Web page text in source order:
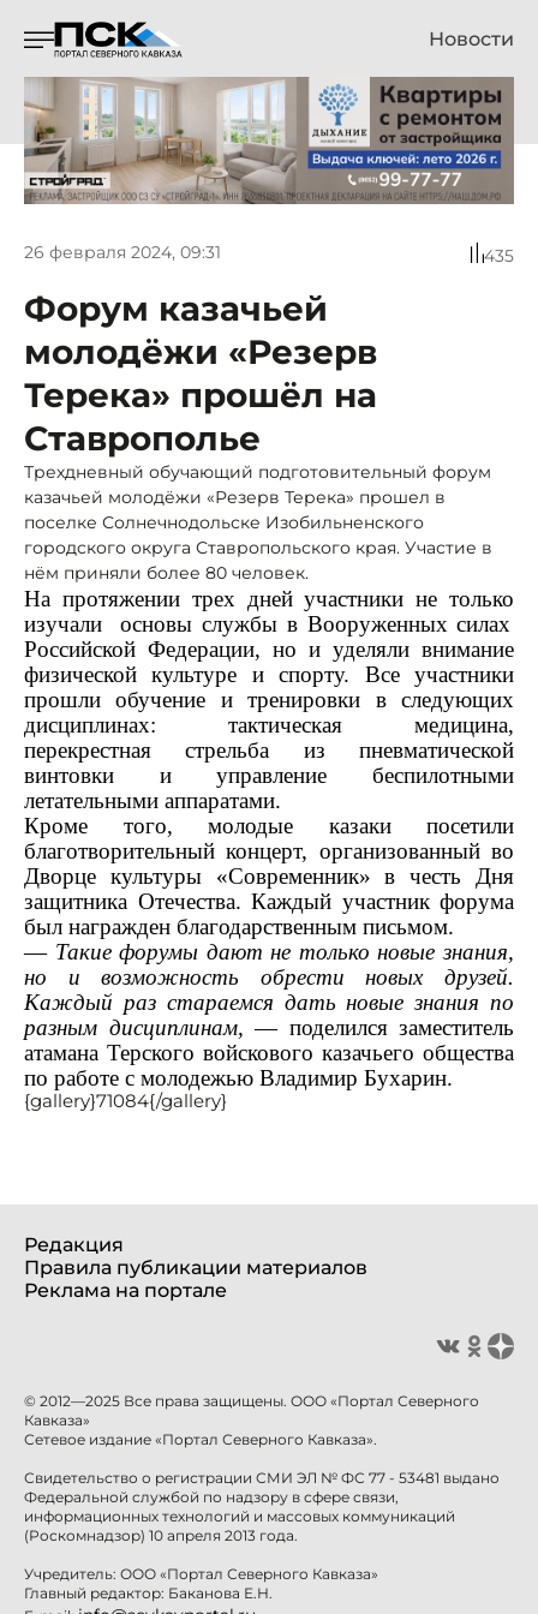
Новости
26 февраля 2024, 09:31 435
Форум казачьей
молодёжи «Резерв
Терека» прошёл на
Ставрополье
Трехдневный обучающий подготовительный форум
казачьей молодёжи «Резерв Терека» прошел в
поселке Солнечнодольске Изобильненского
городского округа Ставропольского края. Участие в
нём приняли более 80 человек.
На протяжении трех дней участникине только
изучали основы службы в Вооруженных силах
Российской Федерации, но и уделяли внимание
физической культуре и спорту. Все участники
прошли обучение и тренировки в следующих
дисциплинах: тактическая медицина,
перекрестная стрельба из пневматической
винтовки и управление беспилотными
летательными аппаратами.
Кроме того, молодые казаки посетили
благотворительный концерт, организованный во
Дворце культуры «Современник» в честь Дня
защитника Отечества. Каждый участник форума
был награжден благодарственным письмом.
— Такие форумы даютне только новые знания,
но и возможность обрести новых друзей.
Каждый раз стараемся дать новые знания по
разным дисциплинам, — поделился заместитель
атамана Терского войскового казачьего общества
по работе с молодежью Владимир Бухарин.
{gallery}71084{/gallery}
Редакция
Правила публикации материалов
Реклама на портале
© 2012—2025 Все права защищены. ООО «Портал Северного
Кавказа»
Сетевое издание «Портал Северного Кавказа».
Свидетельство о регистрации СМИ ЭЛ № ФС 77 - 53481 выдано
Федеральной службой по надзору в сфере связи,
информационных технологий и массовых коммуникаций
(Роскомнадзор) 10 апреля 2013 года.
Учредитель: ООО «Портал Северного Кавказа»
Главный редактор: Баканова Е.Н.